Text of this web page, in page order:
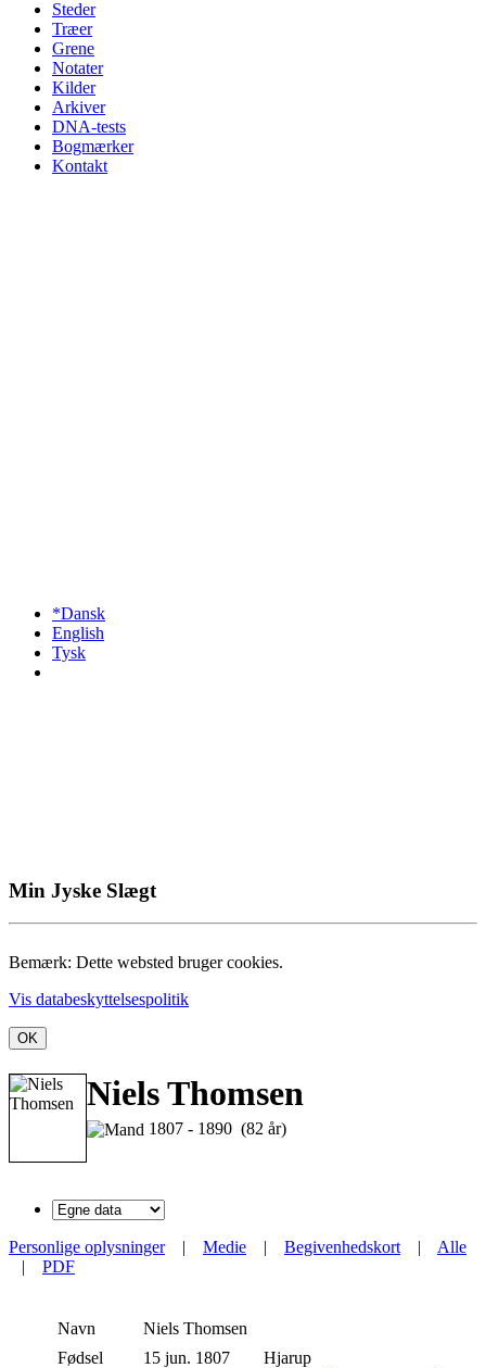
Steder
Træer
Grene
Notater
Kilder
Arkiver
DNA-tests
Bogmærker
Kontakt
*Dansk
English
Tysk
Min Jyske Slægt
Bemærk: Dette websted bruger cookies.
Vis databeskyttelsespolitik
OK
Niels Thomsen
1807 - 1890 (82 år)
Personlige oplysninger| Medie | Begivenhedskort | Alle
| PDF
Navn Niels Thomsen
Fødsel
15 jun. 1807 Hjarup